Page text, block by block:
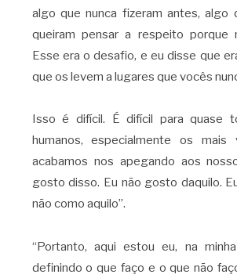
algo que nunca fizeram antes, algo
queiram pensar a respeito porque
Esse era o desafio, e eu disse que
que os levem a lugares que vocês
Isso é difícil. É difícil para quase
humanos, especialmente os mais
acabamos nos apegando aos
gosto disso. Eu não gosto daquilo.
não como aquilo”.
“Portanto, aqui estou eu, na
definindo o que faço e o que não